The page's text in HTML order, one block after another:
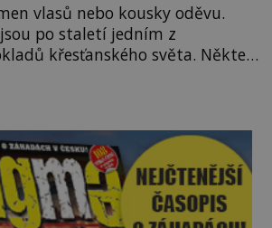
vlasů nebo kousky oděvu.
po staletí jedním z
křesťanského světa. Některé
historii, jiné provází
nečekané objevy. Jejich osudy
Ve středověké
mimořádnou hodnotu. Nejsou